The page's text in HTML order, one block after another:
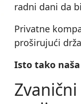
radni dani da
Privatne
proširujući
Isto tako naša